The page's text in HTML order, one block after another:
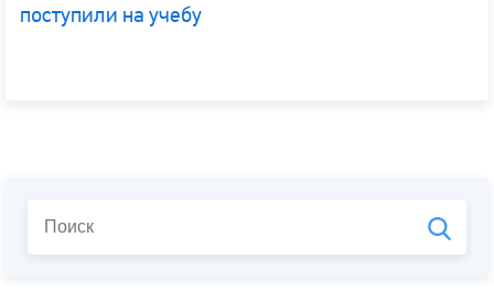
поступили на учебу